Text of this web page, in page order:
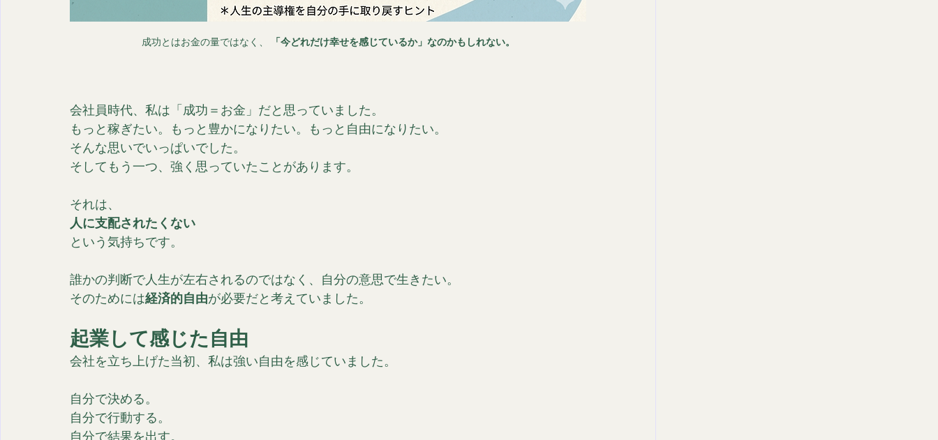
成功とはお金の量ではなく、 「今どれだけ幸せを感じているか」なのかもしれない。
会社員時代、私は「成功＝お金」だと思っていました。
もっと稼ぎたい。もっと豊かになりたい。もっと自由になりたい。
そんな思いでいっぱいでした。
そしてもう一つ、強く思っていたことがあります。
それは、
人に支配されたくない
という気持ちです。
誰かの判断で人生が左右されるのではなく、自分の意思で生きたい。
そのためには経済的自由が必要だと考えていました。
起業して感じた自由
会社を立ち上げた当初、私は強い自由を感じていました。
自分で決める。
自分で行動する。
自分で結果を出す。